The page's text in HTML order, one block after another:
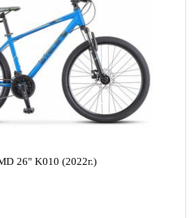
26" K010 (2022г.)